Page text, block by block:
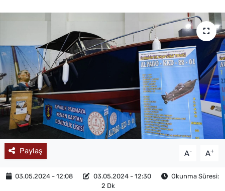
Paylaş A- A+
03.05.2024 - 12:08 03.05.2024 - 12:30
Okunma Süresi:
2 Dk